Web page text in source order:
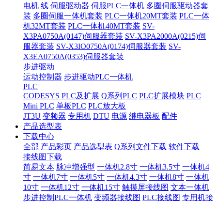
电机 线 伺服驱动器 伺服PLC一体机 多圈伺服驱动器套
装 多圈伺服一体机套装 PLC一体机20MT套装 PLC一体
机32MT套装 PLC一体机40MT套装 SV-
X3PA0750A(0147)伺服器套装 SV-X3PA2000A(0215)伺
服器套装 SV-X3IO0750A(0174)伺服器套装 SV-
X3EA0750A(0353)伺服器套装
步进驱动
运动控制器 步进驱动PLC一体机
PLC
CODESYS PLC及扩展 Q系列PLC PLC扩展模块 PLC
Mini PLC 单板PLC PLC放大板
JT3U 变频器 专用机 DTU 电源 继电器板 配件
产品选型表
下载中心
全部 产品彩页 产品选型表 Q系列文件下载 软件下载
接线图下载
简易文本 脉冲增强型 一体机2.8寸 一体机3.5寸 一体机4
寸 一体机7寸 一体机5寸 一体机4.3寸 一体机8寸 一体机
10寸 一体机12寸 一体机15寸 触摸屏接线图 文本一体机
步进控制PLC一体机 变频器接线图 PLC接线图 专用机接